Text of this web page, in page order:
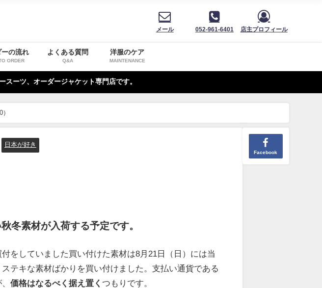
メール 052-961-6401 店主プロフィール
ーの流れ
ORDER
よくある質問
Q&A
洋服のケア
MAINTENANCE
ーツ、オーダージャケット専門店です。
Facebook
日本が好き
冬素材が入荷する予定です。
をしていました買い付けた素材は8月21日（日）には当
テキな素材ばかりを買い付けました。支払い通貨である
、価格はなるべく据え置くつもりです。